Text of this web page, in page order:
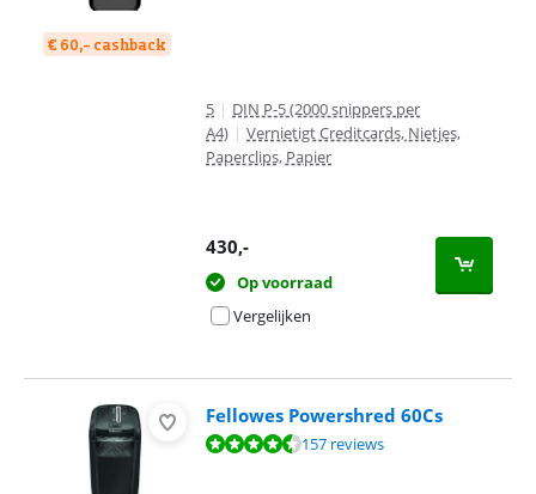
€ 60,- cashback
5 | DIN P-5 (2000 snippers per
A4) | Vernietigt Creditcards, Nietjes,
Paperclips, Papier
430,-
Op voorraad
Vergelijken
Fellowes Powershred 60Cs
Beoordeling is 8,5 van de 10, gebaseerd op 157 reviews.
157 reviews